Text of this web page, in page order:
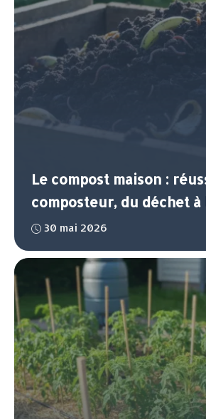
Le compost maison :
composteur, du déchet à
30 mai 2026